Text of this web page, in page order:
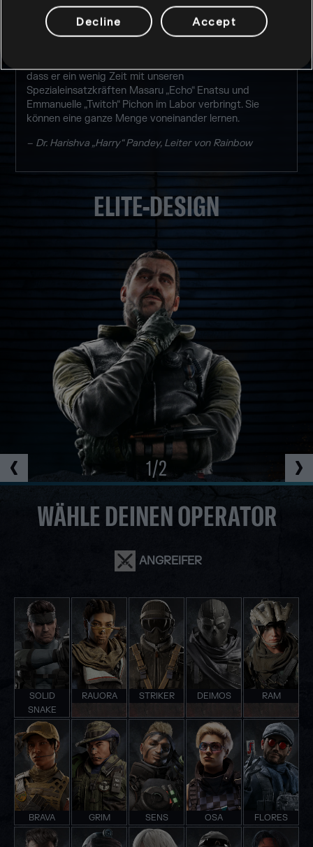
Technologien gegenüber eine prinzipielle Abneigung. Für
ihn sind sie Werkzeuge – wie Hämmer oder
Schraubendreher – und nicht mehr. Ihn ärgert die
dass er ein wenig Zeit mit unseren
Spezialeinsatzkräften Masaru „Echo“ Enatsu und
Emmanuelle „Twitch“ Pichon im Labor verbringt. Sie
können eine ganze Menge voneinander lernen.
– Dr. Harishva „Harry“ Pandey, Leiter von Rainbow
ELITE-DESIGN
1/2
WÄHLE DEINEN OPERATOR
ANGREIFER
SOLID
SNAKE
RAUORA STRIKER DEIMOS RAM
BRAVA GRIM SENS OSA FLORES
Decline Accept